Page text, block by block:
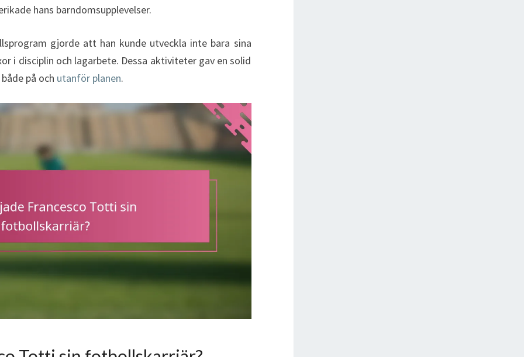
hans barndomsupplevelser.
gjorde att han kunde utveckla inte bara sina
i disciplin och lagarbete. Dessa aktiviteter gav en solid
på och utanför planen.